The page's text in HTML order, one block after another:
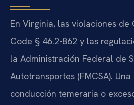
En Virginia, las violaciones de
Code § 46.2-862 y las
la Administración Federal de
Autotransportes (FMCSA).
conducción temeraria o